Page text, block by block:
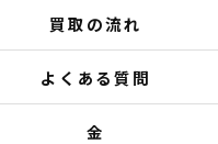
買取の流れ
よくある質問
金